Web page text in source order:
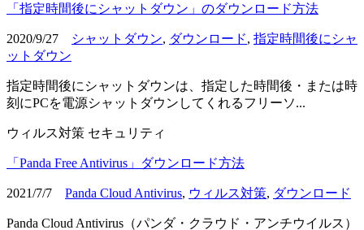
「指定時間後にシャットダウン」のダウンロード方法
2020/9/27 シャットダウン, ダウンロード, 指定時間後にシャ
ットダウン
指定時間後にシャットダウンは、指定した時間後・または時
刻にPCを電源シャットダウンしてくれるフリーソ...
ウィルス対策 セキュリティ
「Panda Free Antivirus」ダウンロード方法
2021/7/7 Panda Cloud Antivirus, ウィルス対策, ダウンロード
Panda Cloud Antivirus（パンダ・クラウド・アンチウイルス）